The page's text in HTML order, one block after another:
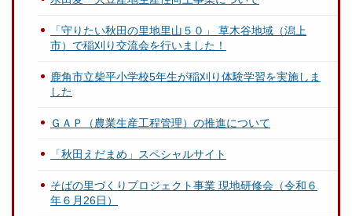
「守りたい秋田の里地里山５０」 草木谷地域（潟上
市）で稲刈り交流会を行いました！
鹿角市立柴平小学校5年生が稲刈り体験学習を実施しま
した
ＧＡＰ（農業生産工程管理）の推進について
「秋田えだまめ」スペシャルサイト
そばの里づくりプロジェクト事業 現地研修会（令和６
年６月26日）